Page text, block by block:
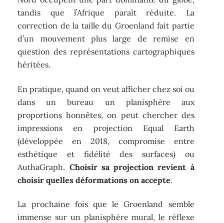
tandis que l’Afrique paraît réduite. La
correction de la taille du Groenland fait partie
d’un mouvement plus large de remise en
question des représentations cartographiques
héritées.
En pratique, quand on veut afficher chez soi ou
dans un bureau un planisphère aux
proportions honnêtes, on peut chercher des
impressions en projection Equal Earth
(développée en 2018, compromise entre
esthétique et fidélité des surfaces) ou
AuthaGraph. Choisir sa projection revient à
choisir quelles déformations on accepte.
La prochaine fois que le Groenland semble
immense sur un planisphère mural, le réflexe